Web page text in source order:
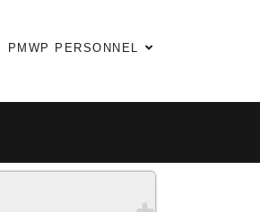
PMWP PERSONNEL